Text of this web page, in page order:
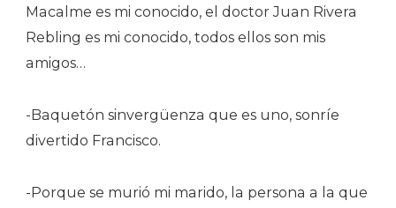
Macalme es mi conocido, el doctor Juan Rivera
Rebling es mi conocido, todos ellos son mis
amigos…
-Baquetón sinvergüenza que es uno, sonríe
divertido Francisco.
-Porque se murió mi marido, la persona a la que